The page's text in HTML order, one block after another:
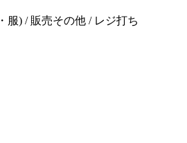
服) / 販売その他 / レジ打ち